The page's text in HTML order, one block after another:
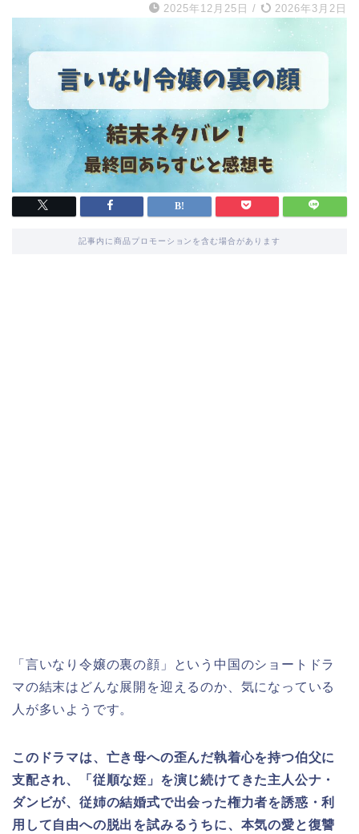
2025年12月25日 / 2026年3月2日
記事内に商品プロモーションを含む場合があります
「言いなり令嬢の裏の顔」という中国のショートドラ
マの結末はどんな展開を迎えるのか、気になっている
人が多いようです。
このドラマは、亡き母への歪んだ執着心を持つ伯父に
支配され、「従順な姪」を演じ続けてきた主人公ナ・
ダンビが、従姉の結婚式で出会った権力者を誘惑・利
用して自由への脱出を試みるうちに、本気の愛と復讐